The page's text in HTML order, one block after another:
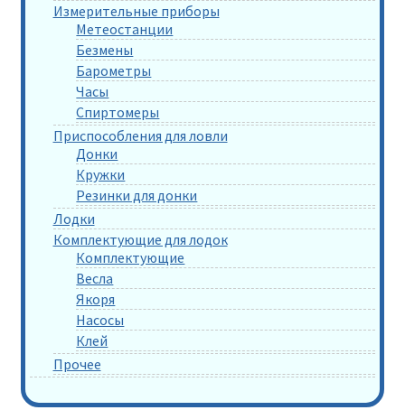
Измерительные приборы
Метеостанции
Безмены
Барометры
Часы
Спиртомеры
Приспособления для ловли
Донки
Кружки
Резинки для донки
Лодки
Комплектующие для лодок
Комплектующие
Весла
Якоря
Насосы
Клей
Прочее